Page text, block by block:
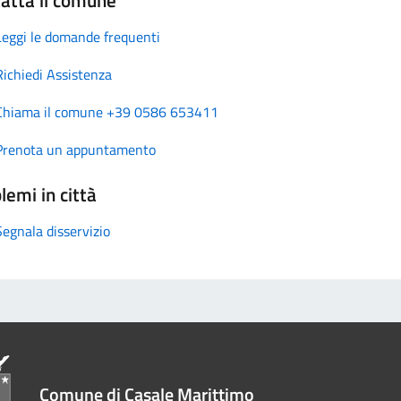
le domande frequenti
Assistenza
il comune +39 0586 653411
un appuntamento
in città
disservizio
Comune di Casale Marittimo